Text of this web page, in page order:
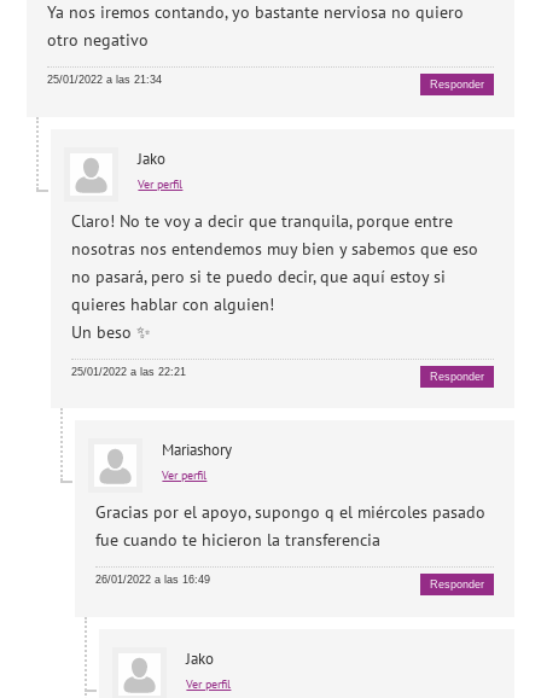
Ya nos iremos contando, yo bastante nerviosa no quiero
otro negativo
25/01/2022 a las 21:34 Responder
Jako
Ver perfil
Claro! No te voy a decir que tranquila, porque entre
nosotras nos entendemos muy bien y sabemos que eso
no pasará, pero si te puedo decir, que aquí estoy si
quieres hablar con alguien!
Un beso ✨
25/01/2022 a las 22:21 Responder
Mariashory
Ver perfil
Gracias por el apoyo, supongo q el miércoles pasado
fue cuando te hicieron la transferencia
26/01/2022 a las 16:49 Responder
Jako
Ver perfil